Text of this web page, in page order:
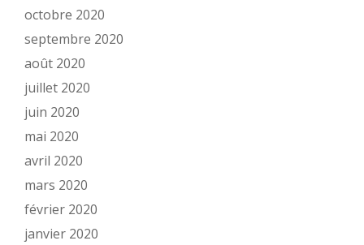
octobre 2020
septembre 2020
août 2020
juillet 2020
juin 2020
mai 2020
avril 2020
mars 2020
février 2020
janvier 2020